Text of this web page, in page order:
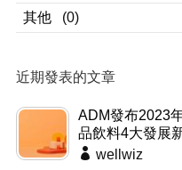
其他
(0)
近期發表的文章
ADM發布2023
品飲料4大發展
wellwiz